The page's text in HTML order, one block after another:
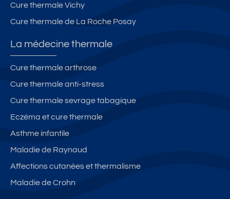
Cure thermale Vichy
Cure thermale de La Roche Posay
La médecine thermale
Cure thermale arthrose
Cure thermale anti-stress
Cure thermale sevrage tabagique
Eczéma et cure thermale
Asthme infantile
Maladie de Raynaud
Affections cutanées et thermalisme
Maladie de Crohn